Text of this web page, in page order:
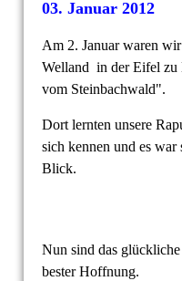
03. Januar 2012
Am 2. Januar waren
Welland in der Eifel zu
vom Steinbachwald".
Dort lernten unsere
sich kennen und es
Blick.
Nun sind das
bester Hoffnung.